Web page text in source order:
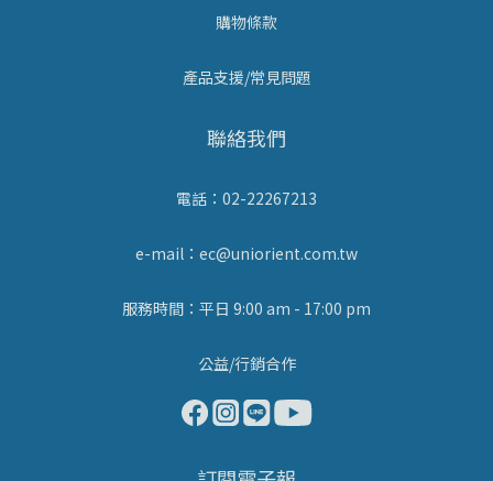
購物條款
產品支援/常見問題
聯絡我們
電話：02-22267213
e-mail：ec@uniorient.com.tw
服務時間：平日 9:00 am - 17:00 pm
公益/行銷合作